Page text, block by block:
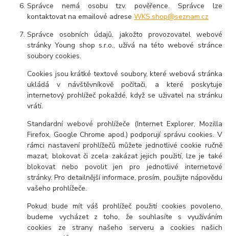
Správce nemá osobu tzv. pověřence. Správce lze
kontaktovat na emailové adreseWKS.shop@seznam.cz
Správce osobních údajů, jakožto provozovatel webové
stránkyYoung shop s.r.o., užívá na této webové stránce
soubory cookies.
Cookies jsou krátké textové soubory, které webová stránka
ukládá v návštěvníkově počítači, a které poskytuje
internetový prohlížeč pokaždé, když se uživatel na stránku
vrátí.
Standardní webové prohlížeče (Internet Explorer, Mozilla
Firefox, Google Chrome apod.) podporují správu cookies. V
rámci nastavení prohlížečů můžete jednotlivé cookie ručně
mazat, blokovat či zcela zakázat jejich použití, lze je také
blokovat nebo povolit jen pro jednotlivé internetové
stránky. Pro detailnější informace, prosím, použijte nápovědu
vašeho prohlížeče.
Pokud bude mít váš prohlížeč použití cookies povoleno,
budeme vycházet z toho, že souhlasíte s využíváním
cookies ze strany našeho serveru a cookies našich